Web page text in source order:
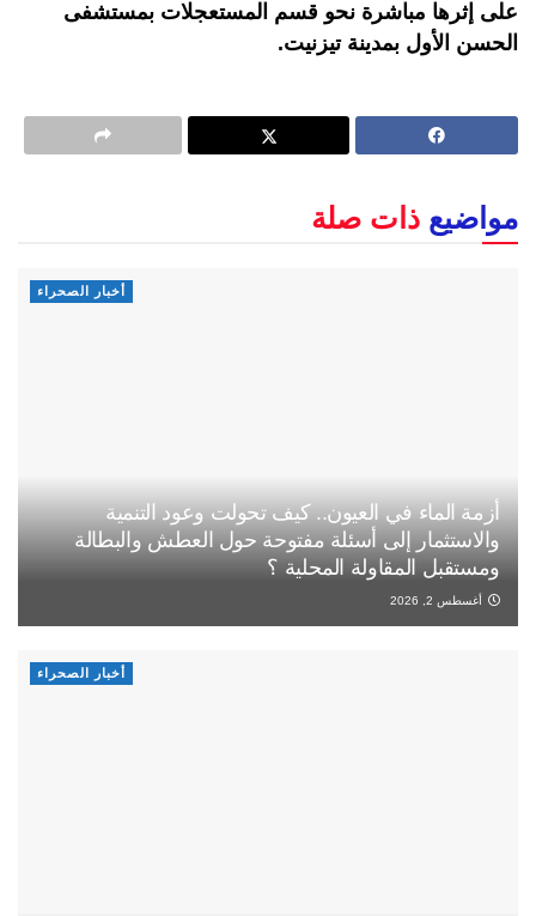
على إثرها مباشرة نحو قسم المستعجلات بمستشفى
الحسن الأول بمدينة تيزنيت.
مواضيع ذات صلة
أخبار الصحراء
أزمة الماء في العيون.. كيف تحولت وعود التنمية
والاستثمار إلى أسئلة مفتوحة حول العطش والبطالة
ومستقبل المقاولة المحلية ؟
أغسطس 2, 2026
أخبار الصحراء